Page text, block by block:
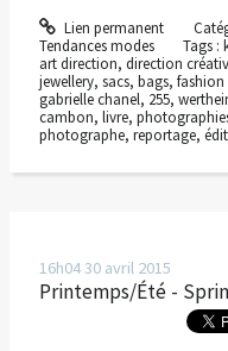
Lien permanent
Tendances modes
Tags :
art direction, direction
jewellery, sacs, bags, fashion
gabrielle chanel, 255,
cambon, livre,
photographe, reportage,
16h0430 avril 2015
Printemps/Été -